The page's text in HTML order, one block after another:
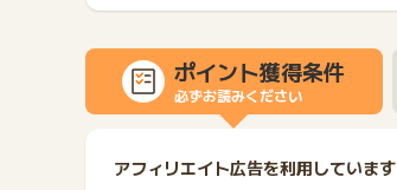
ポイント獲得条件
必ずお読みください
アフィリエイト広告を利用しています